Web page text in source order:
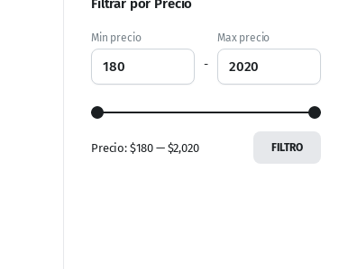
Filtrar por Precio
Min precio
-
Max precio
FILTRO
Precio: $180 — $2,020